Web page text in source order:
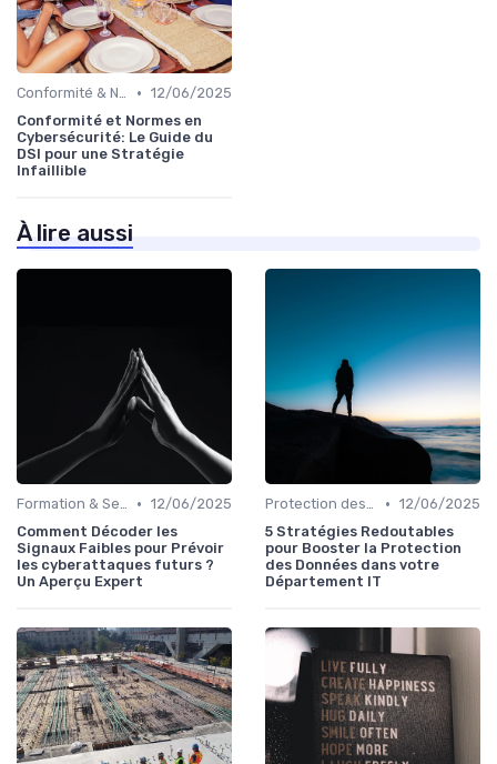
Conformité & Normes • 12/06/2025
Conformité et Normes en
Cybersécurité: Le Guide du
DSI pour une Stratégie
Infaillible
À lire aussi
Formation & Sensibilisation • 12/06/2025
Comment Décoder les
Signaux Faibles pour Prévoir
les cyberattaques futurs ?
Un Aperçu Expert
Protection des données • 12/06/2025
5 Stratégies Redoutables
pour Booster la Protection
des Données dans votre
Département IT